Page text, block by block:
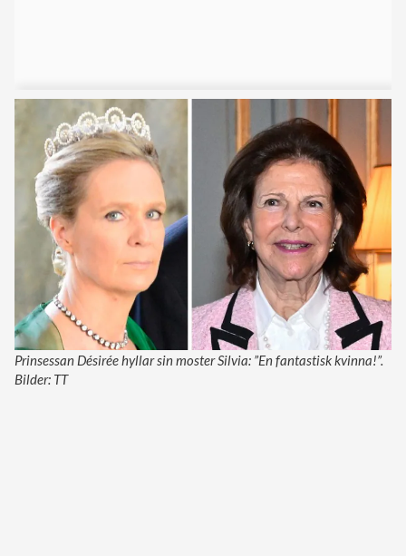
Prinsessan Désirée hyllar sin moster Silvia: ”En fantastisk kvinna!”.
Bilder: TT